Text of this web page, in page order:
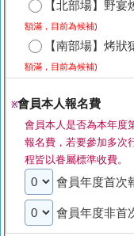
【北部場】野
額滿，目前為候補)
【南部場】烤
額滿，目前為候補)
※會員本人報名費
會員本人是否為本年度
報名費，若要參加多次
程皆以眷屬標準收費。
會員年度首次
會員年度非首